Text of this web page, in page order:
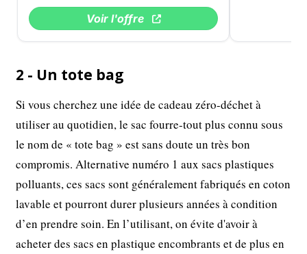
Voir l'offre
2 - Un tote bag
Si vous cherchez une idée de cadeau zéro-déchet à
utiliser au quotidien, le sac fourre-tout plus connu sous
le nom de « tote bag » est sans doute un très bon
compromis. Alternative numéro 1 aux sacs plastiques
polluants, ces sacs sont généralement fabriqués en coton
lavable et pourront durer plusieurs années à condition
d’en prendre soin. En l’utilisant, on évite d'avoir à
acheter des sacs en plastique encombrants et de plus en